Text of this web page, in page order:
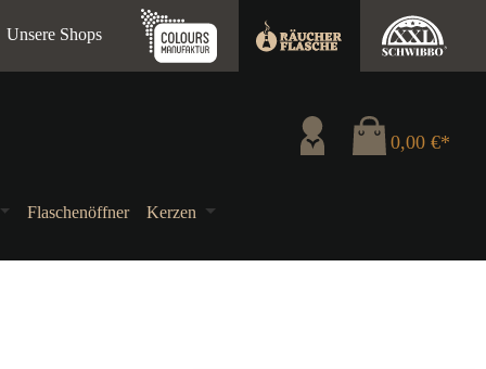
Unsere Shops
0,00 €*
Flaschenöffner Kerzen